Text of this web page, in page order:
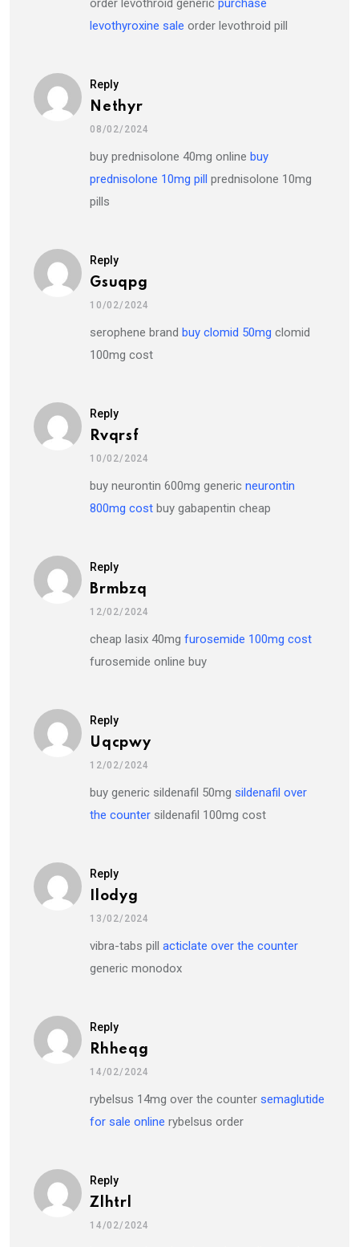
order levothroid generic purchase
levothyroxine sale order levothroid pill
Reply
Nethyr
08/02/2024
buy prednisolone 40mg online buy
prednisolone 10mg pill prednisolone 10mg
pills
Reply
Gsuqpg
10/02/2024
serophene brand buy clomid 50mg clomid
100mg cost
Reply
Rvqrsf
10/02/2024
buy neurontin 600mg generic neurontin
800mg cost buy gabapentin cheap
Reply
Brmbzq
12/02/2024
cheap lasix 40mg furosemide 100mg cost
furosemide online buy
Reply
Uqcpwy
12/02/2024
buy generic sildenafil 50mg sildenafil over
the counter sildenafil 100mg cost
Reply
Ilodyg
13/02/2024
vibra-tabs pill acticlate over the counter
generic monodox
Reply
Rhheqg
14/02/2024
rybelsus 14mg over the counter semaglutide
for sale online rybelsus order
Reply
Zlhtrl
14/02/2024